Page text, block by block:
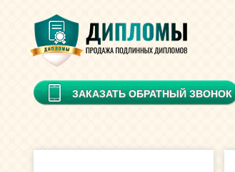
ЗАКАЗАТЬ ОБРАТНЫЙ ЗВОНОК